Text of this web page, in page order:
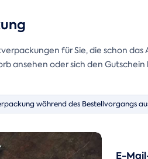
für Sie, die schon das
ansehen oder sich den
während des Bestellvorgangs
E-